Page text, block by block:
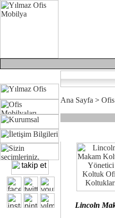
Ofisinizin dekorasyonunda
Çünkü sitemizde bulunan seçkin
Size yakışan ofis koltuk
Kalite ve ergonomiyi arıyanların
Ana Sayfa >
Lincoln